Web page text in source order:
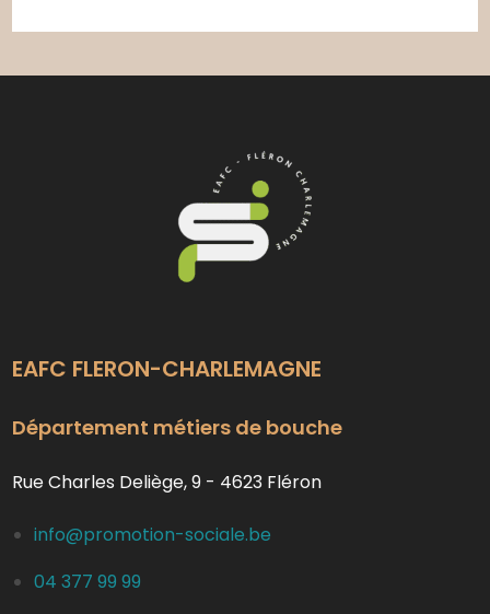
EAFC FLERON-CHARLEMAGNE
Département métiers de bouche
Rue Charles Deliège, 9 - 4623 Fléron
info@promotion-sociale.be
04 377 99 99